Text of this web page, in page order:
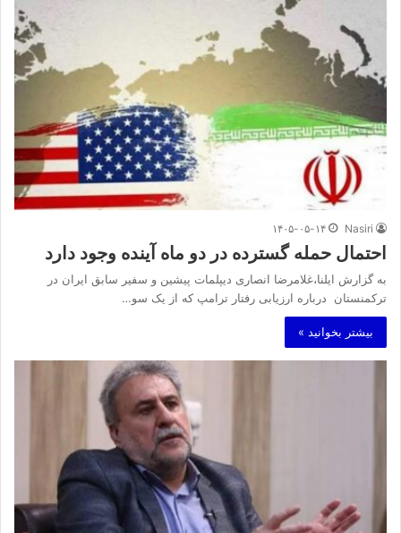
Nasiri ۱۴۰۵-۰۵-۱۴
احتمال حمله گسترده در دو ماه آینده وجود دارد
به گزارش ایلنا،غلامرضا انصاری دیپلمات پیشین و سفیر سابق ایران در
ترکمنستان درباره ارزیابی رفتار ترامپ که از یک سو…
بیشتر بخوانید »